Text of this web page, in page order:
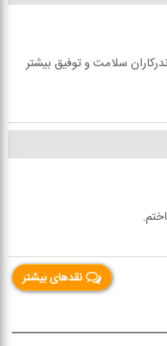
سلامت و توفیق بیشتر
نقدهای بیشتر